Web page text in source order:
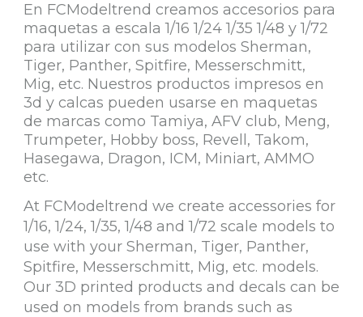
En FCModeltrend creamos accesorios para
maquetas a escala 1/16 1/24 1/35 1/48 y 1/72
para utilizar con sus modelos Sherman,
Tiger, Panther, Spitfire, Messerschmitt,
Mig, etc. Nuestros productos impresos en
3d y calcas pueden usarse en maquetas
de marcas como Tamiya, AFV club, Meng,
Trumpeter, Hobby boss, Revell, Takom,
Hasegawa, Dragon, ICM, Miniart, AMMO
etc.
At FCModeltrend we create accessories for
1/16, 1/24, 1/35, 1/48 and 1/72 scale models to
use with your Sherman, Tiger, Panther,
Spitfire, Messerschmitt, Mig, etc. models.
Our 3D printed products and decals can be
used on models from brands such as